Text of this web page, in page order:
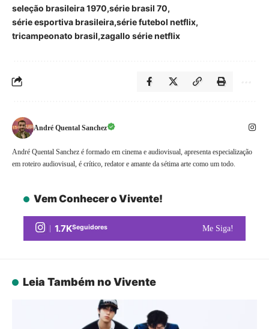
seleção brasileira 1970 série brasil 70
série esportiva brasileira série futebol netflix
tricampeonato brasil zagallo série netflix
André Quental Sanchez
André Quental Sanchez é formado em cinema e audiovisual, apresenta especialização
em roteiro audiovisual, é crítico, redator e amante da sétima arte como um todo.
Vem Conhecer o Vivente!
1.7KSeguidores Me Siga!
Leia Também no Vivente